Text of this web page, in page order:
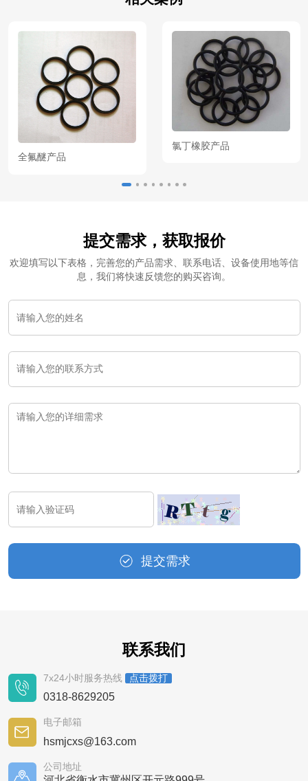
全氟醚产品
氯丁橡胶产品
提交需求，获取报价
欢迎填写以下表格，完善您的产品需求、联系电话、设备使用地等信
息，我们将快速反馈您的购买咨询。
提交需求
联系我们
7x24小时服务热线 点击拨打
0318-8629205
电子邮箱
hsmjcxs@163.com
公司地址